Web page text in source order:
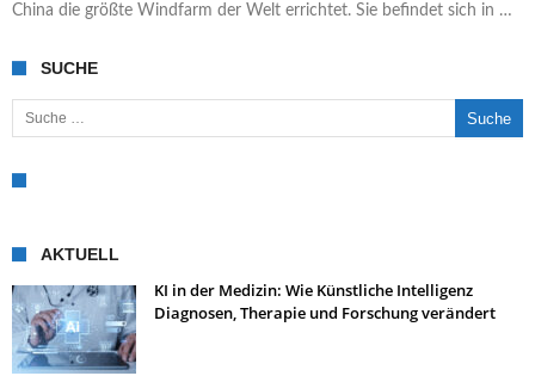
China die größte Windfarm der Welt errichtet. Sie befindet sich in …
SUCHE
Suche nach:
AKTUELL
KI in der Medizin: Wie Künstliche Intelligenz
Diagnosen, Therapie und Forschung verändert